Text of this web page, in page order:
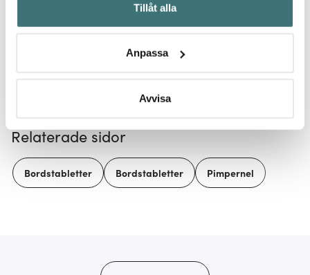
kan ha en noggrannhet på upp till flera meter
Identifiera din enhet genom att aktivt skanna den för
Ta reda på mer om hur dina personliga uppgifter
Du kan ändra eller dra tillbaka ditt samtycke när som
Vi använder cookies för att innehållet och annonserna
ska anpassas efter det som vi tror att du tycker om. Det
gör också att vi kan analysera vår trafik och göra
Tillåt alla
Anpassa
Avvisa
Låt dig inspireras av våra kunder
Relaterade sidor
Bordstabletter Bordstabletter Pimpernel